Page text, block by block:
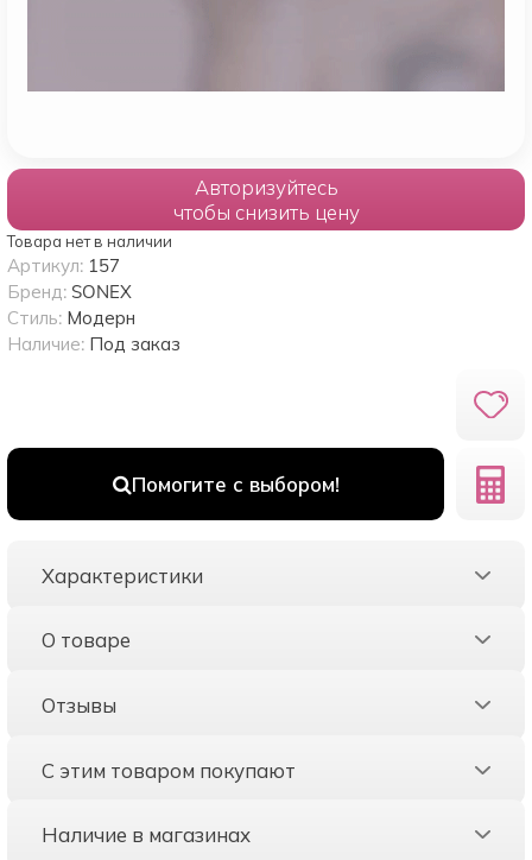
Авторизуйтесь
чтобы снизить цену
Товара нет в наличии
Помогите с выбором!
Артикул: 157
Бренд: SONEX
Стиль: Модерн
Наличие: Под заказ
Характеристики
О товаре
Отзывы
С этим товаром покупают
Наличие в магазинах